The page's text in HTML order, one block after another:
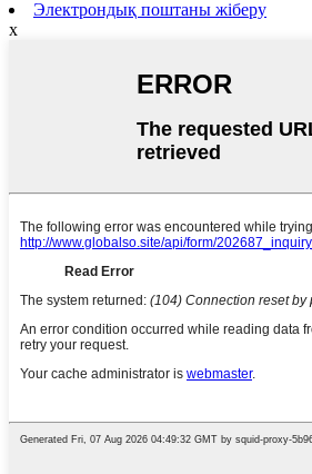
Электрондық поштаны жіберу
x